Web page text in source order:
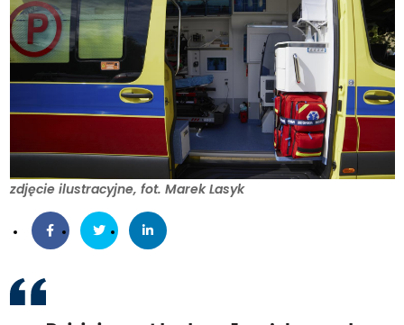
zdjęcie ilustracyjne, fot. Marek Lasyk